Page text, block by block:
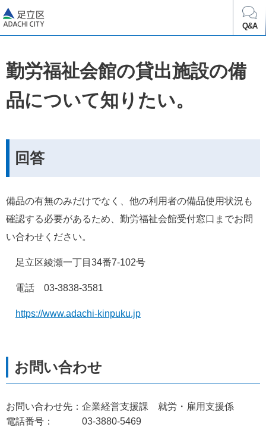
Q&A
勤労福祉会館の貸出施設の備
品について知りたい。
回答
備品の有無のみだけでなく、他の利用者の備品使用状況も
確認する必要があるため、勤労福祉会館受付窓口までお問
い合わせください。
足立区綾瀬一丁目34番7-102号
電話　03-3838-3581
https://www.adachi-kinpuku.jp
お問い合わせ先：企業経営支援課 就労・雇用支援係
電話番号： 03-3880-5469